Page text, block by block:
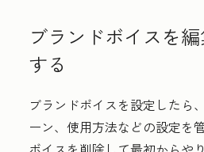
ブランドボイスを
する
ブランドボイスを設定したら
ーン、使用方法などの設定を